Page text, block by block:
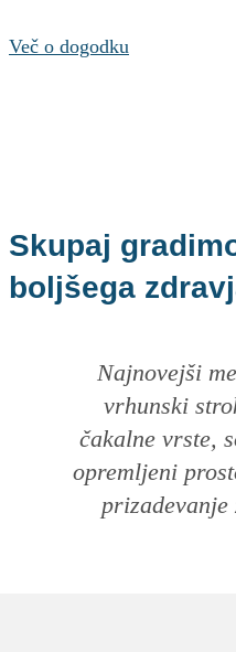
Več o dogodku
Skupaj
boljšega
Najnovejši
vrhunski
čakalne vrste,
opremljeni
prizadevanje